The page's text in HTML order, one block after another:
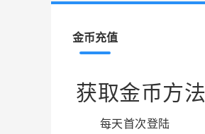
金币充值
获取金币方法
每天首次登陆